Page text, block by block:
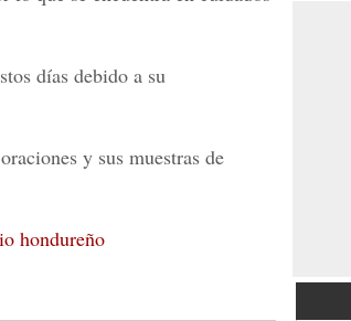
días debido a su
y sus muestras de
hondureño